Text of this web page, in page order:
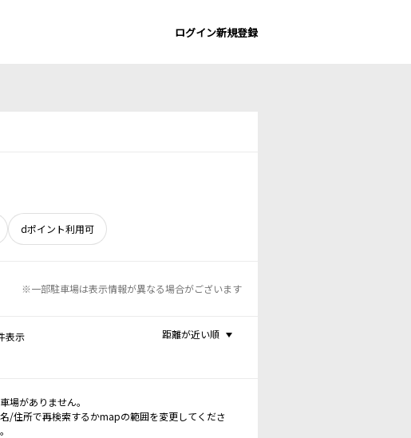
ログイン新規登録
dポイント利用可
※一部駐車場は表示情報が異なる場合がございます
表示 距離が近い順
場がありません。
/住所で再検索するかmapの範囲を変更してくださ